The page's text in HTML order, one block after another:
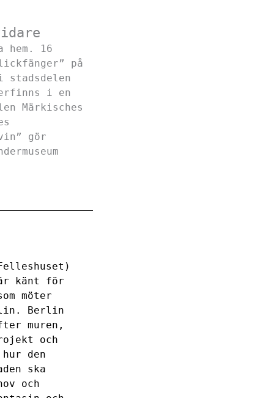
hem. 16
på
stadsdelen
i en
Märkisches
gör
känt för
möter
Berlin
muren,
och
den
ska
och